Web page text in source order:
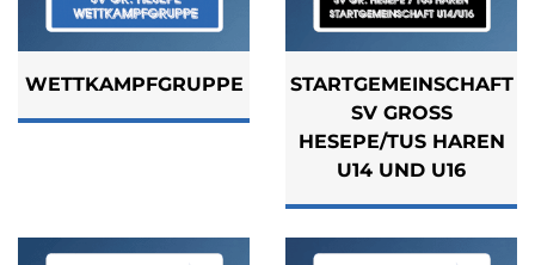
WETTKAMPFGRUPPE
STARTGEMEINSCHAFT
SV GROSS H
ESEPE/TUS HAREN U
14 UND U16